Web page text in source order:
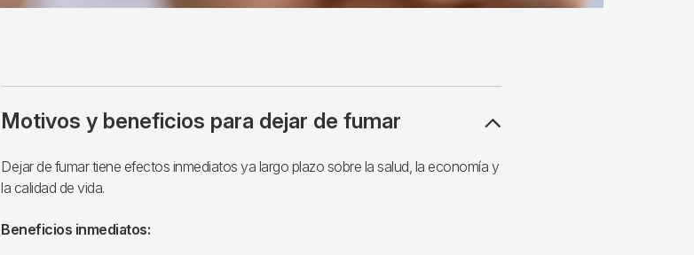
Motivos y beneficios para dejar de fumar
Dejar de fumar tiene efectos inmediatos ya largo plazo sobre la salud, la economía y
la calidad de vida.
Beneficios inmediatos: